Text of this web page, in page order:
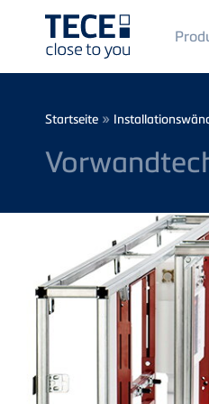
1
Breadcrumb
Startseite »